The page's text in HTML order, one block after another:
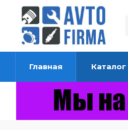
Главная Каталог